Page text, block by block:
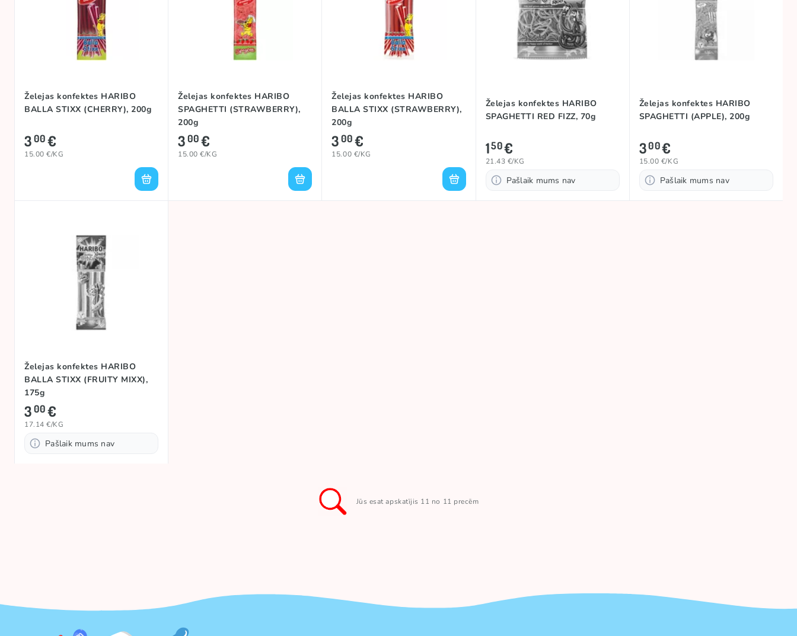
Želejas konfektes HARIBO
BALLA STIXX (CHERRY), 200g
300€
15.00 €/KG
Želejas konfektes HARIBO
SPAGHETTI (STRAWBERRY),
200g
300€
15.00 €/KG
Želejas konfektes HARIBO
BALLA STIXX (STRAWBERRY),
200g
300€
15.00 €/KG
Želejas konfektes HARIBO
SPAGHETTI RED FIZZ, 70g
150€
21.43 €/KG
Pašlaik mums nav
Želejas konfektes HARIBO
SPAGHETTI (APPLE), 200g
300€
15.00 €/KG
Pašlaik mums nav
Želejas konfektes HARIBO
BALLA STIXX (FRUITY MIXX),
175g
300€
17.14 €/KG
Pašlaik mums nav
Jūs esat apskatījis 11 no 11 precēm